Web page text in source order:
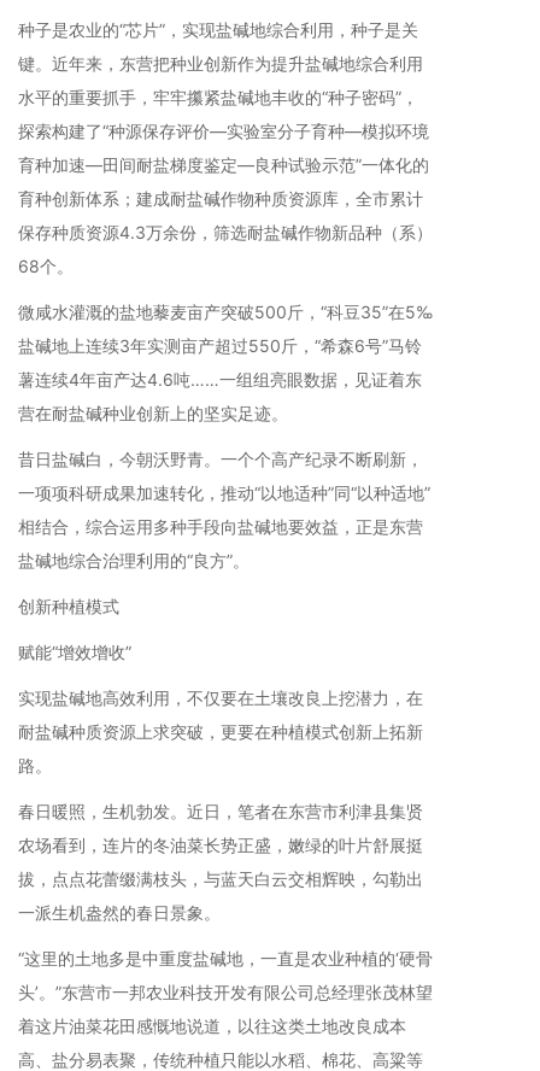
种子是农业的“芯片”，实现盐碱地综合利用，种子是关
键。近年来，东营把种业创新作为提升盐碱地综合利用
水平的重要抓手，牢牢攥紧盐碱地丰收的“种子密码”，
探索构建了“种源保存评价—实验室分子育种—模拟环境
育种加速—田间耐盐梯度鉴定—良种试验示范”一体化的
育种创新体系；建成耐盐碱作物种质资源库，全市累计
保存种质资源4.3万余份，筛选耐盐碱作物新品种（系）
68个。
微咸水灌溉的盐地藜麦亩产突破500斤，“科豆35”在5‰
盐碱地上连续3年实测亩产超过550斤，“希森6号”马铃
薯连续4年亩产达4.6吨……一组组亮眼数据，见证着东
营在耐盐碱种业创新上的坚实足迹。
昔日盐碱白，今朝沃野青。一个个高产纪录不断刷新，
一项项科研成果加速转化，推动“以地适种”同“以种适地”
相结合，综合运用多种手段向盐碱地要效益，正是东营
盐碱地综合治理利用的“良方”。
创新种植模式
赋能“增效增收”
实现盐碱地高效利用，不仅要在土壤改良上挖潜力，在
耐盐碱种质资源上求突破，更要在种植模式创新上拓新
路。
春日暖照，生机勃发。近日，笔者在东营市利津县集贤
农场看到，连片的冬油菜长势正盛，嫩绿的叶片舒展挺
拔，点点花蕾缀满枝头，与蓝天白云交相辉映，勾勒出
一派生机盎然的春日景象。
“这里的土地多是中重度盐碱地，一直是农业种植的‘硬骨
头’。”东营市一邦农业科技开发有限公司总经理张茂林望
着这片油菜花田感慨地说道，以往这类土地改良成本
高、盐分易表聚，传统种植只能以水稻、棉花、高粱等